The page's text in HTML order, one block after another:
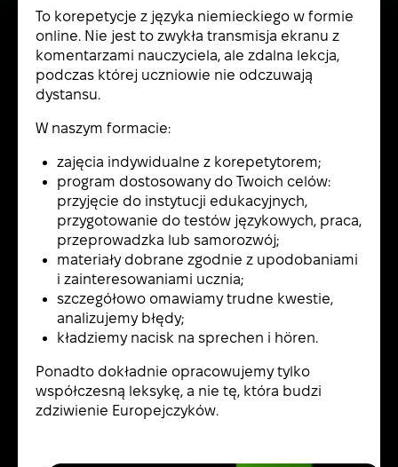
To korepetycje z języka niemieckiego w formie
online. Nie jest to zwykła transmisja ekranu z
komentarzami nauczyciela, ale zdalna lekcja,
podczas której uczniowie nie odczuwają
dystansu.
W naszym formacie:
zajęcia indywidualne z korepetytorem;
program dostosowany do Twoich celów:
przyjęcie do instytucji edukacyjnych,
przygotowanie do testów językowych, praca,
przeprowadzka lub samorozwój;
materiały dobrane zgodnie z upodobaniami
i zainteresowaniami ucznia;
szczegółowo omawiamy trudne kwestie,
analizujemy błędy;
kładziemy nacisk na sprechen i hören.
Ponadto dokładnie opracowujemy tylko
współczesną leksykę, a nie tę, która budzi
zdziwienie Europejczyków.